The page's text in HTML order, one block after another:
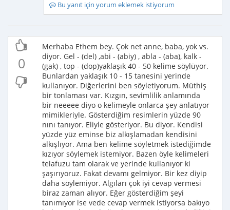
Bu yanıt için yorum eklemek istiyorum
0
Merhaba Ethem bey. Çok net anne, baba, yok vs.
diyor. Gel - (del) ,abi - (abiy) , abla - (aba), kalk -
(gak) , top - (dop)yaklaşık 40 - 50 kelime söylüyor.
Bunlardan yaklaşık 10 - 15 tanesini yerinde
kullanıyor. Diğerlerini ben söyletiyorum. Müthiş
bir tonlaması var. Kızgın, sevimlilik anlamında
bir neeeee diyo o kelimeyle onlarca şey anlatıyor
mimikleriyle. Gösterdiğim resimlerin yüzde 90
nını tanıyor. Eliyle gösteriyor. Bu diyor. Kendisi
yüzde yüz eminse biz alkışlamadan kendisini
alkışlıyor. Ama ben kelime söyletmek istediğimde
kızıyor söylemek istemiyor. Bazen öyle kelimeleri
telafuzu tam olarak ve yerinde kullanıyor ki
şaşırıyoruz. Fakat devamı gelmiyor. Bir kez diyip
daha söylemiyor. Algıları çok iyi cevap vermesi
biraz zaman alıyor. Eğer gösterdiğim şeyi
tanımıyor ise vede cevap vermek istiyorsa bakıyo